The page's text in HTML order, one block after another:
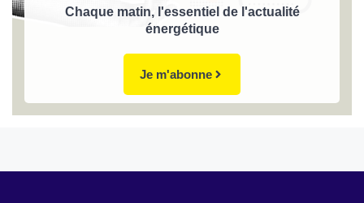
Chaque matin, l'essentiel de l'actualité
énergétique
Je m'abonne